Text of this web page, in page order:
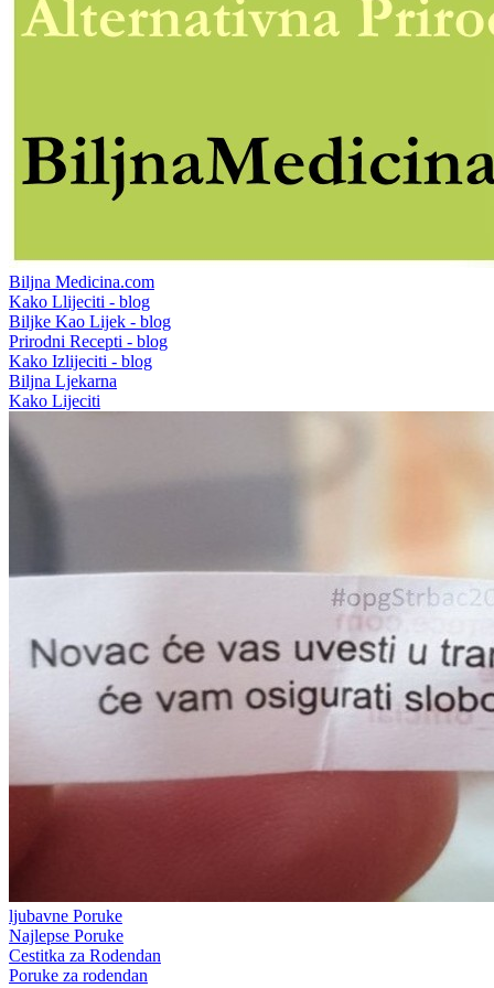
Biljna Medicina.com
Kako Llijeciti - blog
Biljke Kao Lijek - blog
Prirodni Recepti - blog
Kako Izlijeciti - blog
Biljna Ljekarna
Kako Lijeciti
ljubavne Poruke
Najlepse Poruke
Cestitka za Rodendan
Poruke za rodendan